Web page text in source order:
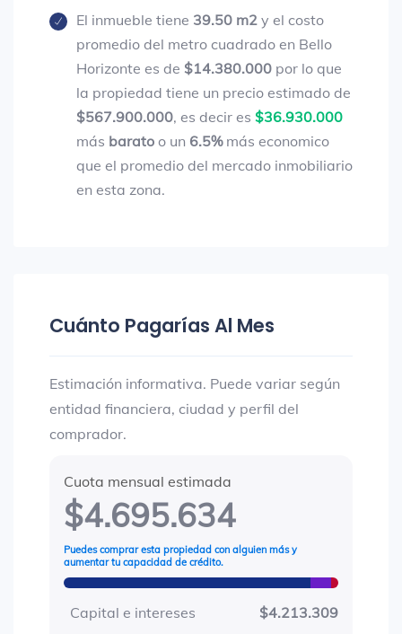
El inmueble tiene 39.50 m2 y el costo
promedio del metro cuadrado en Bello
Horizonte es de $14.380.000 por lo que
la propiedad tiene un precio estimado de
$567.900.000, es decir es $36.930.000
más barato o un 6.5%más economico
que el promedio del mercado inmobiliario
en esta zona.
Cuánto Pagarías Al Mes
Estimación informativa. Puede variar según
entidad financiera, ciudad y perfil del
comprador.
Cuota mensual estimada
$4.695.634
Puedes comprar esta propiedad con alguien más y
aumentar tu capacidad de crédito.
Capital e intereses
$4.213.309